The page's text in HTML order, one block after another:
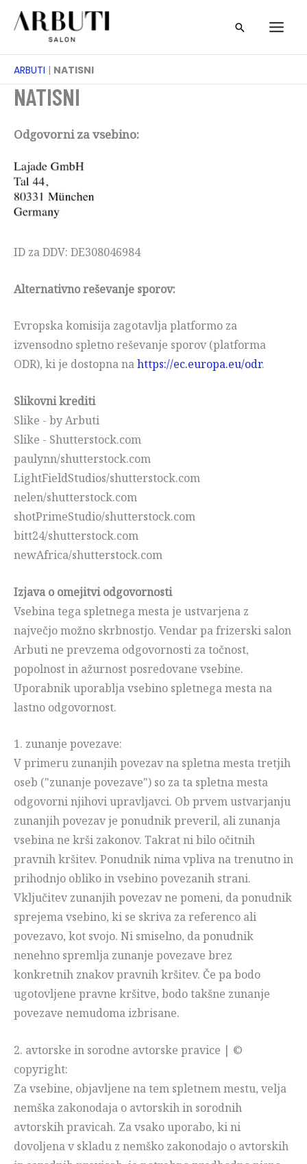
Preskoči
Iskanje
ARBUTI | NATISNI
NATISNI
Odgovorni za vsebino:
ID za DDV: DE308046984
Alternativno reševanje sporov:
Evropska komisija zagotavlja platformo za
izvensodno spletno reševanje sporov (platforma
ODR), ki je dostopna nahttps://ec.europa.eu/odr.
Slikovni krediti
Slike - by Arbuti
Slike - Shutterstock.com
paulynn/shutterstock.com
LightFieldStudios/shutterstock.com
nelen/shutterstock.com
shotPrimeStudio/shutterstock.com
bitt24/shutterstock.com
newAfrica/shutterstock.com
Izjava o omejitvi odgovornosti
Vsebina tega spletnega mesta je ustvarjena z
največjo možno skrbnostjo. Vendar pa frizerski salon
Arbuti ne prevzema odgovornosti za točnost,
popolnost in ažurnost posredovane vsebine.
Uporabnik uporablja vsebino spletnega mesta na
lastno odgovornost.
1. zunanje povezave:
V primeru zunanjih povezav na spletna mesta tretjih
oseb ("zunanje povezave") so za ta spletna mesta
odgovorni njihovi upravljavci. Ob prvem ustvarjanju
zunanjih povezav je ponudnik preveril, ali zunanja
vsebina ne krši zakonov. Takrat ni bilo očitnih
pravnih kršitev. Ponudnik nima vpliva na trenutno in
prihodnjo obliko in vsebino povezanih strani.
Vključitev zunanjih povezav ne pomeni, da ponudnik
sprejema vsebino, ki se skriva za referenco ali
povezavo, kot svojo. Ni smiselno, da ponudnik
nenehno spremlja zunanje povezave brez
konkretnih znakov pravnih kršitev. Če pa bodo
ugotovljene pravne kršitve, bodo takšne zunanje
povezave nemudoma izbrisane.
2. avtorske in sorodne avtorske pravice | ©
copyright:
Za vsebine, objavljene na tem spletnem mestu, velja
nemška zakonodaja o avtorskih in sorodnih
avtorskih pravicah. Za vsako uporabo, ki ni
dovoljena v skladu z nemško zakonodajo o avtorskih